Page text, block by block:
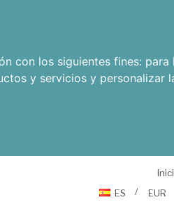
con los siguientes fines: para
y servicios y personalizar
ES
EUR